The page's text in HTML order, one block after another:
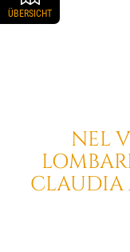
ÜBERSICHT
NEL
CLAUDIA